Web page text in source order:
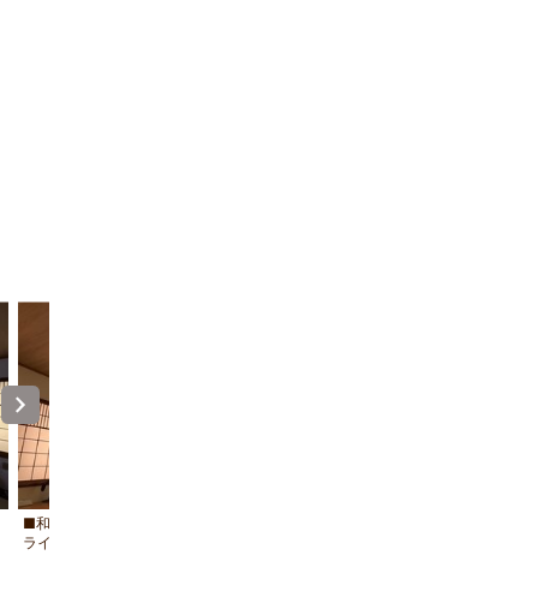
■和室8畳■プロジェクター付シーリング
ライト【Aladdin X2】